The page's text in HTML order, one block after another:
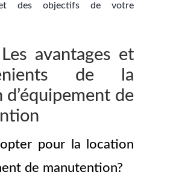
et des objectifs de votre
avantages et
de la
d’équipement de
opter pour la location
de manutention?